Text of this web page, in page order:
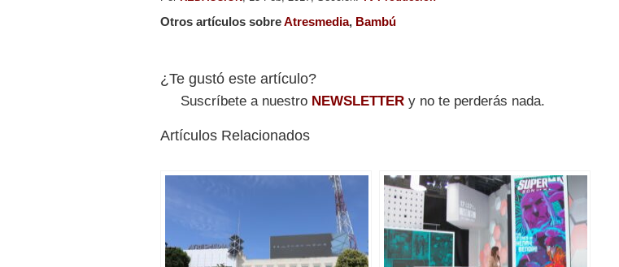
Otros artículos sobreAtresmedia, Bambú
¿Te gustó este artículo?
Suscríbete a nuestro NEWSLETTER y no te perderás nada.
Artículos Relacionados